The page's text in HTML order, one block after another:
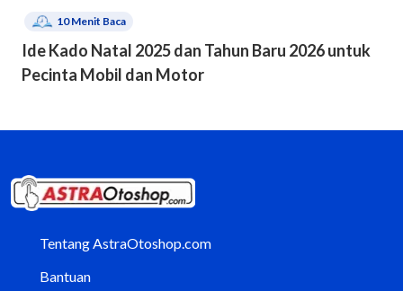
10Menit Baca
Ide Kado Natal 2025 dan Tahun Baru 2026 untuk
Pecinta Mobil dan Motor
Tentang AstraOtoshop.com
Bantuan